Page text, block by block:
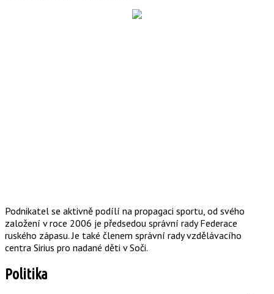
Podnikatel se aktivně podílí na propagaci sportu, od svého
založení v roce 2006 je předsedou správní rady Federace
ruského zápasu. Je také členem správní rady vzdělávacího
centra Sirius pro nadané děti v Soči.
Politika